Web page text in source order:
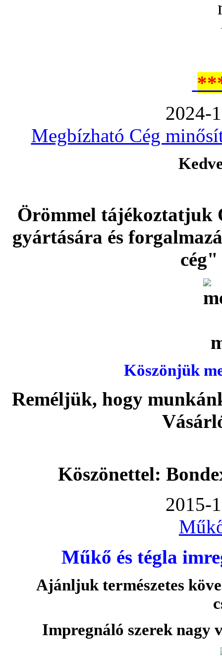
2024-
Megbízható Cég
Örömmel tájékoztatjuk
gyártására és
Köszönjük
Reméljük, hogy
Köszönettel:
2015-
Műkő és tégla
Ajánljuk természetes
Impregnáló szerek